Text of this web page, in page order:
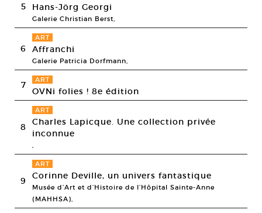
5 Hans-Jörg Georgi
Galerie Christian Berst,
6
ART
Affranchi
Galerie Patricia Dorfmann,
7 ART
OVNi folies ! 8e édition
8
ART
Charles Lapicque. Une collection privée
inconnue
,
9
ART
Corinne Deville, un univers fantastique
Musée d’Art et d’Histoire de l’Hôpital Sainte-Anne
(MAHHSA),